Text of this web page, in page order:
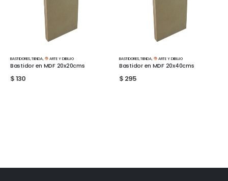
BASTIDORES,TIENDA, ARTE Y DIBUJO
Bastidor en MDF 20x40cms